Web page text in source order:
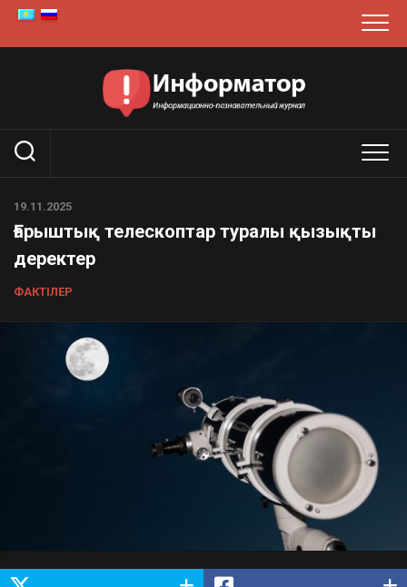
Skip
content
19.11.2025
Ғарыштық телескоптар туралы қызықты
деректер
ФАКТІЛЕР